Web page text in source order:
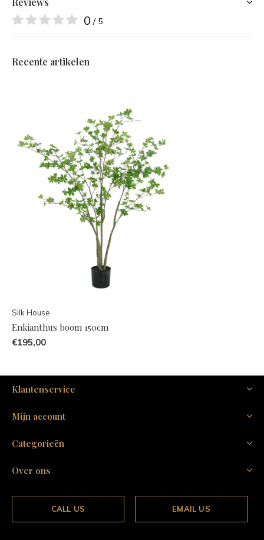
0 / 5
Recente artikelen
Silk House
Enkianthus boom 150cm
€195,00
Klantenservice
Mijn account
Categorieën
Over ons
CALL US EMAIL US